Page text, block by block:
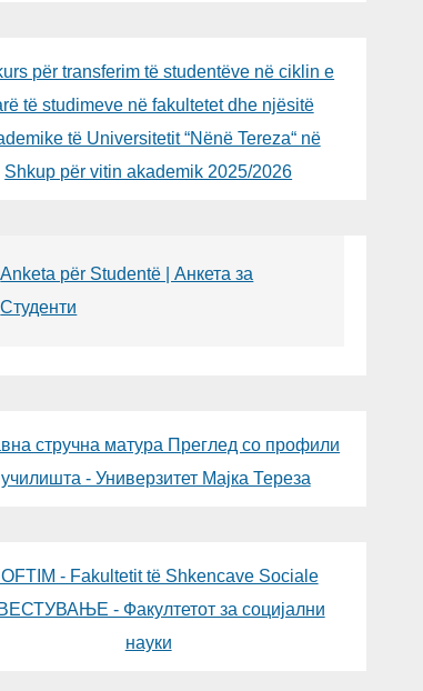
për transferim të studentëve në ciklin e
të studimeve në fakultetet dhe njësitë
të Universitetit “Nënë Tereza“ në
Shkup për vitin akademik 2025/2026
Anketa për Studentë | Анкета за
Студенти
стручна матура Преглед со профили
- Универзитет Мајка Тереза
- Fakultetit të Shkencave Sociale
- Факултетот за социјални
науки